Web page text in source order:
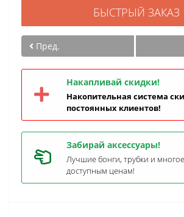
БЫСТРЫЙ ЗАКАЗ
Пред.
Накапливай скидки!
Накопительная система
постоянных клиентов!
Забирай аксессуары!
Лучшие бонги, трубки и
доступным ценам!